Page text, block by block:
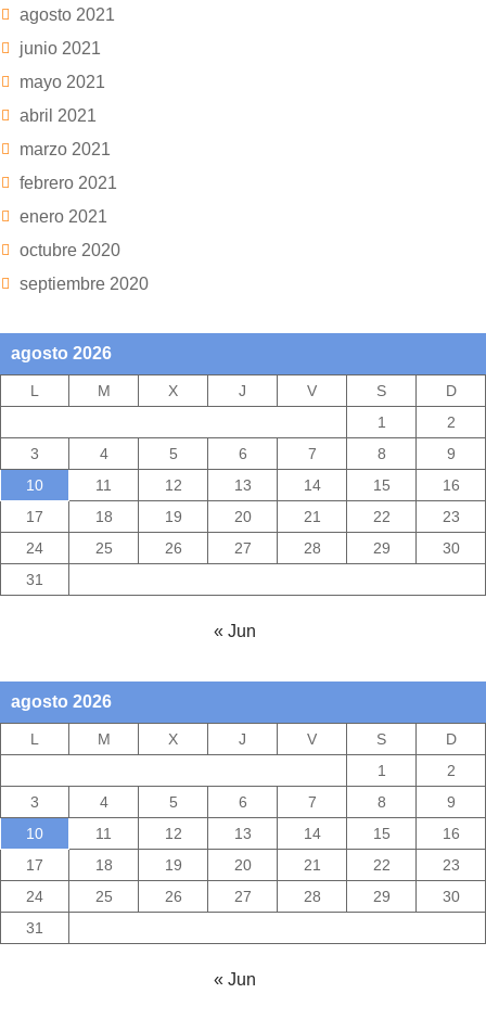
agosto 2021
junio 2021
mayo 2021
abril 2021
marzo 2021
febrero 2021
enero 2021
octubre 2020
septiembre 2020
agosto 2026
L M X J V S
D
1
2
3
4 5 6 7 8
9
10
11 12 13 14 15
16
17
18 19 20 21 22
23
24
25 26 27 28 29
30
31
« Jun
agosto 2026
L M X J V S
D
1
2
3
4 5 6 7 8
9
10
11 12 13 14 15
16
17
18 19 20 21 22
23
24
25 26 27 28 29
30
31
« Jun